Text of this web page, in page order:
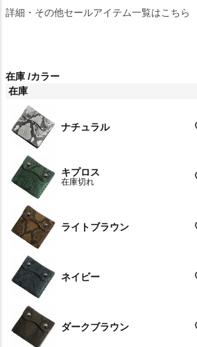
詳細・その他セールアイテム一覧はこちら
在庫 カラー
在庫
ナチュラル
キプロス
在庫切れ
ライトブラウン
ネイビー
ダークブラウン